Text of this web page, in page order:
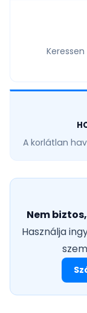
Keressen
A korlátlan
Nem
Használja